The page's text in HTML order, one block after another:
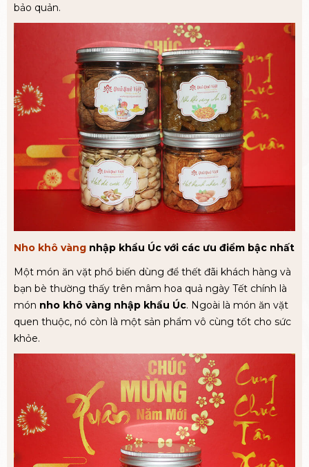
bảo quản.
Nho khô vàng nhập khẩu Úc với các ưu điểm bậc nhất
Một món ăn vặt phổ biến dùng để thết đãi khách hàng và
bạn bè thường thấy trên mâm hoa quả ngày Tết chính là
món nho khô vàng nhập khẩu Úc. Ngoài là món ăn vặt
quen thuộc, nó còn là một sản phẩm vô cùng tốt cho sức
khỏe.